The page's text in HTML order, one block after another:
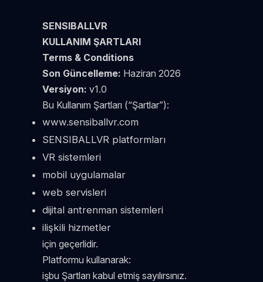
SENSIBALLVR
KULLANIM ŞARTLARI
Terms & Conditions
Son Güncelleme: Haziran 2026
Versiyon: v1.0
Bu Kullanım Şartları (“Şartlar”):
www.sensiballvr.com
SENSIBALLVR platformları
VR sistemleri
mobil uygulamalar
web servisleri
dijital antrenman sistemleri
ilişkili hizmetler
için geçerlidir.
Platformu kullanarak:
işbu Şartları kabul etmiş sayılırsınız.